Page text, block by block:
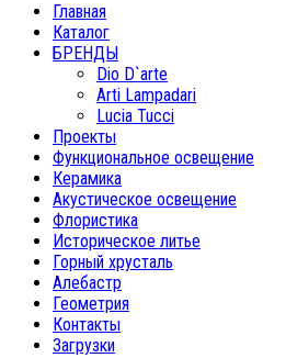
Главная
Каталог
БРЕНДЫ
Dio D`arte
Arti Lampadari
Lucia Tucci
Проекты
Функциональное освещение
Керамика
Акустическое освещение
Флористика
Историческое литье
Горный хрусталь
Алебастр
Геометрия
Контакты
Загрузки